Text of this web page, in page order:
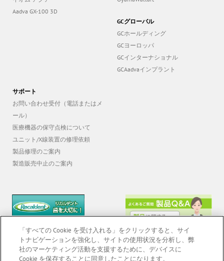
イオム アクア
OyamaWallart
GCグローバル
GCホールディング
GCインターナショナル
GCAadvaインプラント
サポート
お問い合わせ受付（電話またはメ
ール）
医療機器の保守点検について
ユニット/X線装置の修理依頼
製品修理のご案内
製造販売中止のご案内
「すべての Cookie を受け入れる」をクリックすると、サイ
トナビゲーションを強化し、サイトの使用状況を分析し、弊
社のマーケティング活動を支援するために、デバイスに
Cookie を保存することに同意したことになります。